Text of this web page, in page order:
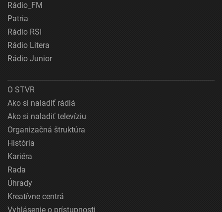
Rádio_FM
Patria
Rádio RSI
Rádio Litera
Rádio Junior
O STVR
Ako si naladiť rádiá
Ako si naladiť televíziu
Organizačná štruktúra
História
Kariéra
Rada
Úhrady
Kreatívne centrá
Vyhlásenie o prístupnosti